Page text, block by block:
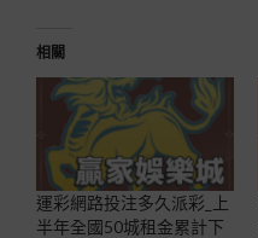
相關
運彩網路投注多久派彩_上
半年全國50城租金累計下